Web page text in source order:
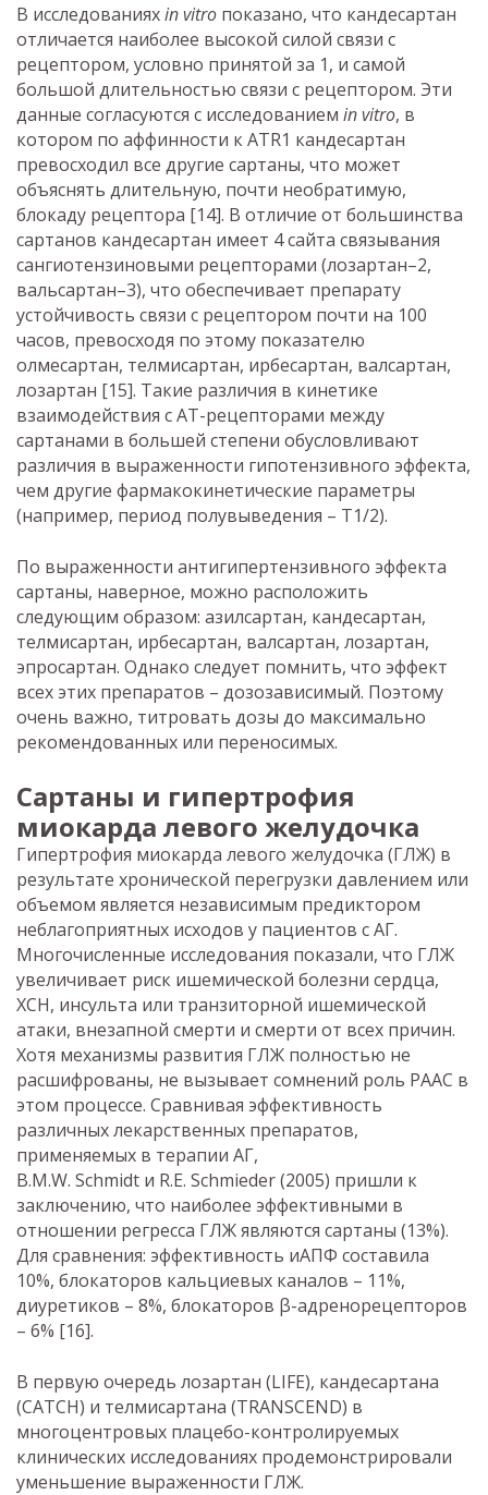
В исследованияхin vitro показано, что кандесартан
отличается наиболее высокой силой связи с
рецептором, условно принятой за 1, и самой
большой длительностью связи с рецептором. Эти
данные согласуются с исследованием in vitro, в
котором по аффинности к АТR1 кандесартан
превосходил все другие сартаны, что может
объяснять длительную, почти необратимую,
блокаду рецептора [14]. В отличие от большинства
сартанов кандесартан имеет 4 сайта связывания
сангиотензиновыми рецепторами (лозартан–2,
вальсартан–3), что обеспечивает препарату
устойчивость связи с рецептором почти на 100
часов, превосходя по этому показателю
олмесартан, телмисартан, ирбесартан, валсартан,
лозартан [15]. Такие различия в кинетике
взаимодействия с АТ-рецепторами между
сартанами в большей степени обусловливают
различия в выраженности гипотензивного эффекта,
чем другие фармакокинетические параметры
(например, период полувыведения – T1/2).
По выраженности антигипертензивного эффекта
сартаны, наверное, можно расположить
следующим образом: азилсартан, кандесартан,
телмисартан, ирбесартан, валсартан, лозартан,
эпросартан. Однако следует помнить, что эффект
всех этих препаратов – дозозависимый. Поэтому
очень важно, титровать дозы до максимально
рекомендованных или переносимых.
Сартаны и гипертрофия
миокарда левого желудочка
Гипертрофия миокарда левого желудочка (ГЛЖ) в
результате хронической перегрузки давлением или
объемом является независимым предиктором
неблагоприятных исходов у пациентов с АГ.
Многочисленные исследования показали, что ГЛЖ
увеличивает риск ишемической болезни сердца,
ХСН, инсульта или транзиторной ишемической
атаки, внезапной смерти и смерти от всех причин.
Хотя механизмы развития ГЛЖ полностью не
расшифрованы, не вызывает сомнений роль РААС в
этом процессе. Сравнивая эффективность
различных лекарственных препаратов,
применяемых в терапии АГ,
B.M.W. Schmidt и R.E. Schmieder (2005) пришли к
заключению, что наиболее эффективными в
отношении регресса ГЛЖ являются сартаны (13%).
Для сравнения: эффективность иАПФ составила
10%, блокаторов кальциевых каналов – 11%,
диуретиков – 8%, блокаторов β-адренорецепторов
– 6% [16].
В первую очередь лозартан (LIFE), кандесартана
(CATCH) и телмисартана (TRANSCEND) в
многоцентровых плацебо-контролируемых
клинических исследованиях продемонстрировали
уменьшение выраженности ГЛЖ.